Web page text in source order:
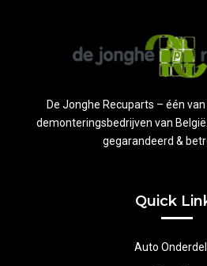
De Jonghe Recuparts – één
demonteringsbedrijven van
gegarandeerd &
Quick
Auto